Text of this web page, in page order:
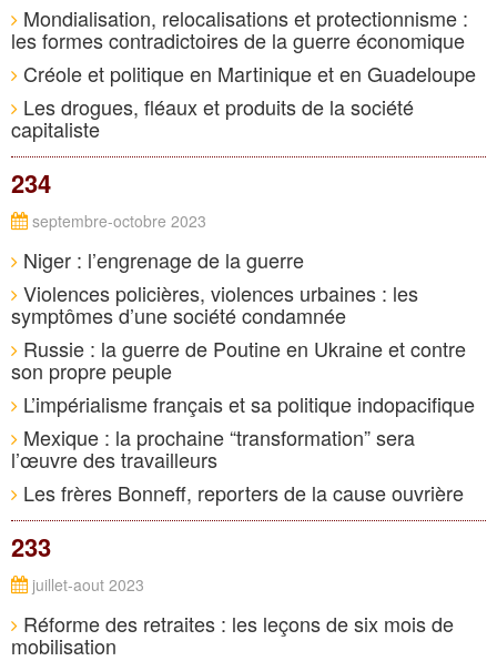
Mondialisation, relocalisations et protectionnisme :
les formes contradictoires de la guerre économique
Créole et politique en Martinique et en Guadeloupe
Les drogues, fléaux et produits de la société
capitaliste
234
septembre-octobre 2023
Niger : l’engrenage de la guerre
Violences policières, violences urbaines : les
symptômes d’une société condamnée
Russie : la guerre de Poutine en Ukraine et contre
son propre peuple
L’impérialisme français et sa politique indopacifique
Mexique : la prochaine “transformation” sera
l’œuvre des travailleurs
Les frères Bonneff, reporters de la cause ouvrière
233
juillet-aout 2023
Réforme des retraites : les leçons de six mois de
mobilisation